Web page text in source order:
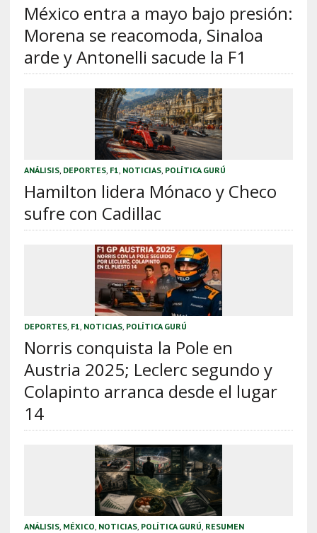
México entra a mayo bajo presión:
Morena se reacomoda, Sinaloa
arde y Antonelli sacude la F1
ANÁLISIS, DEPORTES, F1 NOTICIAS, POLÍTICA GURÚ
Hamilton lidera Mónaco y Checo
sufre con Cadillac
DEPORTES, F1 NOTICIAS, POLÍTICA GURÚ
Norris conquista la Pole en
Austria 2025; Leclerc segundo y
Colapinto arranca desde el lugar
14
ANÁLISIS, MÉXICO NOTICIAS, POLÍTICA GURÚ RESUMEN